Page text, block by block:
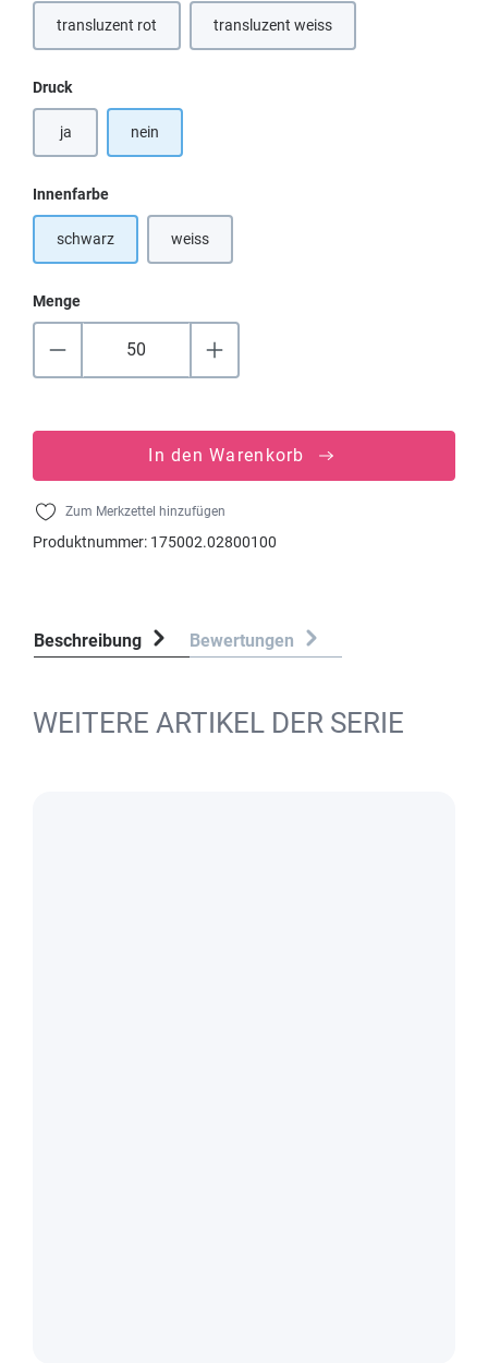
transluzent rot(Diese Option ist zurzeit nicht verfügbar.)
transluzent weiss(Diese Option ist zurzeit nicht
Druckauswählen
ja nein
Innenfarbeauswählen
schwarz weiss(Diese Option ist zurzeit nicht verfügbar.)
Menge
In den Warenkorb
Zum Merkzettel hinzufügen
Produktnummer: 175002.02800100
Beschreibung Bewertungen
WEITERE ARTIKEL DER SERIE